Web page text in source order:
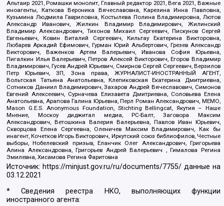
Альтаир 2021, Ромашки монолит, Главный редактор 2021, Вега 2021, Важные
иноагенты, Каткова Вероника Вячеславовна, Карезина Инна Павловна,
Кузьмина Людмила Гавриловна, Костылева Полина Владимировна, Лютов
Александр Иванович, Жилкин Владимир Владимирович, Жилинский
Владимир Александрович, Тихонов Михаил Сергеевич, Пискунов Сергей
Евгеньевич, Ковин Виталий Сергеевич, Кильтау Екатерина Викторовна,
Любарев Аркадий Ефимович, Гурман Юрий Альбертович, Грезев Александр
Викторович, Важенков Артем Валерьевич, Иванова София Юрьевна,
Пигалкин Илья Валерьевич, Петров Алексей Викторович, Егоров Владимир
Владимирович, Гусев Андрей Юрьевич, Смирнов Сергей Сергеевич, Верзилов
Петр Юрьевич, ЗП, Зона права, ЖУРНАЛИСТ-ИНОСТРАННЫЙ АГЕНТ,
Вольтская Татьяна Анатольевна, Клепиковская Екатерина Дмитриевна,
Сотников Даниил Владимирович, Захаров Андрей Вячеславович, Симонов
Евгений Алексеевич, Сурначева Елизавета Дмитриевна, Соловьева Елена
Анатольевна, Арапова Галина Юрьевна, Перл Роман Александрович, МЕМО,
Mason G.E.S. Anonymous Foundation, Stichting Bellingcat, Якутия – Наше
Мнение, Москоу диджитал медиа, РС-Балт, Заговора Максим
Александрович, Ветошкина Валерия Валерьевна, Павлов Иван Юрьевич,
Скворцова Елена Сергеевна, Оленичев Максим Владимирович, Как бы
инагент, Кочетков Игорь Викторович, Иркутский союз библиофилов, Честные
выборы, Нобелевский призыв, Еланчик Олег Александрович, Григорьева
Алина Александровна, Григорьев Андрей Валерьевич , Гималова Регина
Эмилевна, Хисамова Регина Фаритовна
Источник: https://minjust.gov.ru/ru/documents/7755/ данные на
03.12.2021
* Сведения реестра НКО, выполняющих функции
иностранного агента: